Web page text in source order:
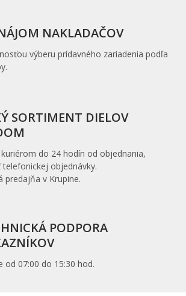
NAKLADAČOV
výberu prídavného zariadenia podľa
SORTIMENT DIELOV
do 24 hodín od objednania,
objednávky.
predajňa v Krupine.
PODPORA
od 07:00 do 15:30 hod.